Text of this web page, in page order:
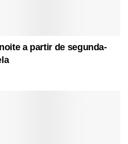
a partir de segunda-